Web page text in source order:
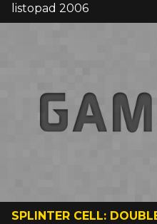
listopad 2006
SPLINTER CELL: